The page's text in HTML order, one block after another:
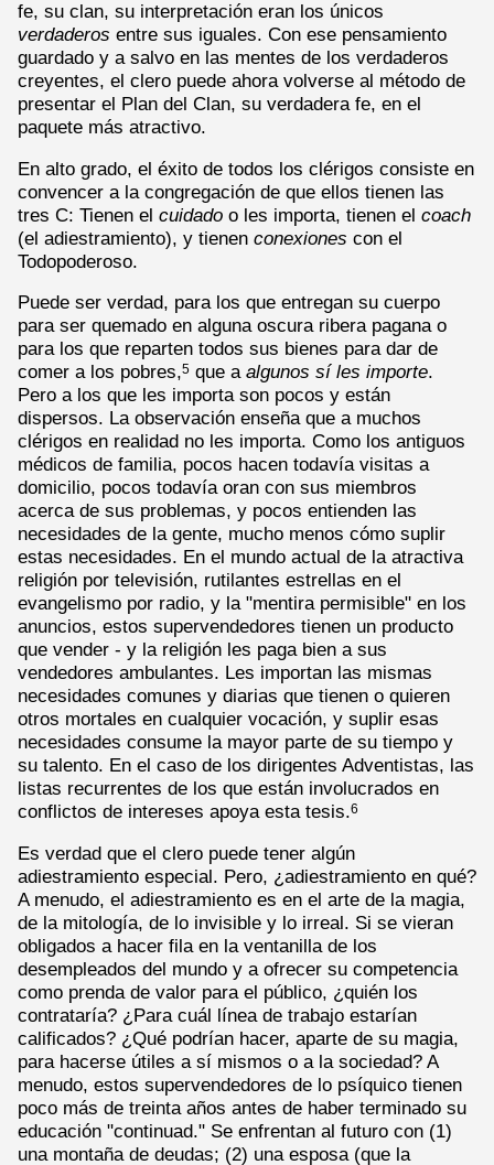
fe, su clan, su interpretación eran los únicos
verdaderos entre sus iguales. Con ese pensamiento
guardado y a salvo en las mentes de los verdaderos
creyentes, el clero puede ahora volverse al método de
presentar el Plan del Clan, su verdadera fe, en el
paquete más atractivo.
En alto grado, el éxito de todos los clérigos consiste en
convencer a la congregación de que ellos tienen las
tres C: Tienen el cuidado o les importa, tienen el coach
(el adiestramiento), y tienen conexiones con el
Todopoderoso.
Puede ser verdad, para los que entregan su cuerpo
para ser quemado en alguna oscura ribera pagana o
para los que reparten todos sus bienes para dar de
comer a los pobres,5 que a algunos sí les importe.
Pero a los que les importa son pocos y están
dispersos. La observación enseña que a muchos
clérigos en realidad no les importa. Como los antiguos
médicos de familia, pocos hacen todavía visitas a
domicilio, pocos todavía oran con sus miembros
acerca de sus problemas, y pocos entienden las
necesidades de la gente, mucho menos cómo suplir
estas necesidades. En el mundo actual de la atractiva
religión por televisión, rutilantes estrellas en el
evangelismo por radio, y la "mentira permisible" en los
anuncios, estos supervendedores tienen un producto
que vender - y la religión les paga bien a sus
vendedores ambulantes. Les importan las mismas
necesidades comunes y diarias que tienen o quieren
otros mortales en cualquier vocación, y suplir esas
necesidades consume la mayor parte de su tiempo y
su talento. En el caso de los dirigentes Adventistas, las
listas recurrentes de los que están involucrados en
conflictos de intereses apoya esta tesis.6
Es verdad que el clero puede tener algún
adiestramiento especial. Pero, ¿adiestramiento en qué?
A menudo, el adiestramiento es en el arte de la magia,
de la mitología, de lo invisible y lo irreal. Si se vieran
obligados a hacer fila en la ventanilla de los
desempleados del mundo y a ofrecer su competencia
como prenda de valor para el público, ¿quién los
contrataría? ¿Para cuál línea de trabajo estarían
calificados? ¿Qué podrían hacer, aparte de su magia,
para hacerse útiles a sí mismos o a la sociedad? A
menudo, estos supervendedores de lo psíquico tienen
poco más de treinta años antes de haber terminado su
educación "continuad." Se enfrentan al futuro con (1)
una montaña de deudas; (2) una esposa (que la